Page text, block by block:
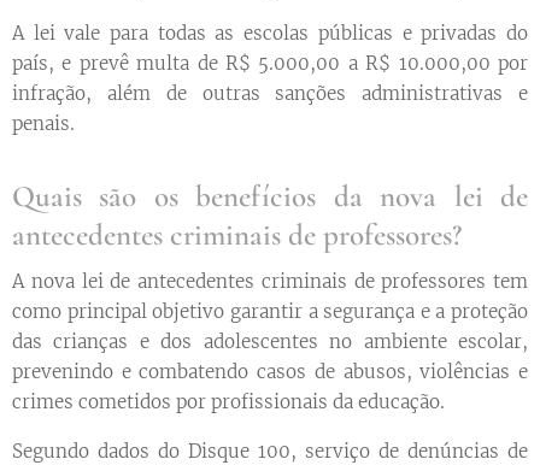
A lei vale para todas as escolas públicas e privadas do
país, e prevê multa de R$ 5.000,00 a R$ 10.000,00 por
infração, além de outras sanções administrativas e
penais.
Quais são os benefícios da nova lei de
antecedentes criminais de professores?
A nova lei de antecedentes criminais de professores tem
como principal objetivo garantir a segurança e a proteção
das crianças e dos adolescentes no ambiente escolar,
prevenindo e combatendo casos de abusos, violências e
crimes cometidos por profissionais da educação.
Segundo dados do Disque 100, serviço de denúncias de